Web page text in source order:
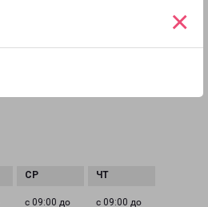
×
с 09:00 до
с 09:00 до